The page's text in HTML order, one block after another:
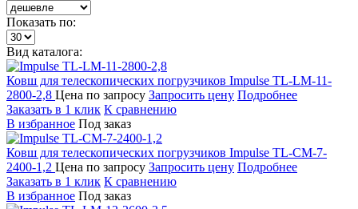
Показать по:
Вид каталога:
Ковш для телескопических погрузчиков Impulse TL-LM-11-
2800-2,8 Цена по запросу Запросить цену Подробнее
Заказать в 1 клик К сравнению
В избранное Под заказ
Ковш для телескопических погрузчиков Impulse TL-CM-7-
2400-1,2 Цена по запросу Запросить цену Подробнее
Заказать в 1 клик К сравнению
В избранное Под заказ